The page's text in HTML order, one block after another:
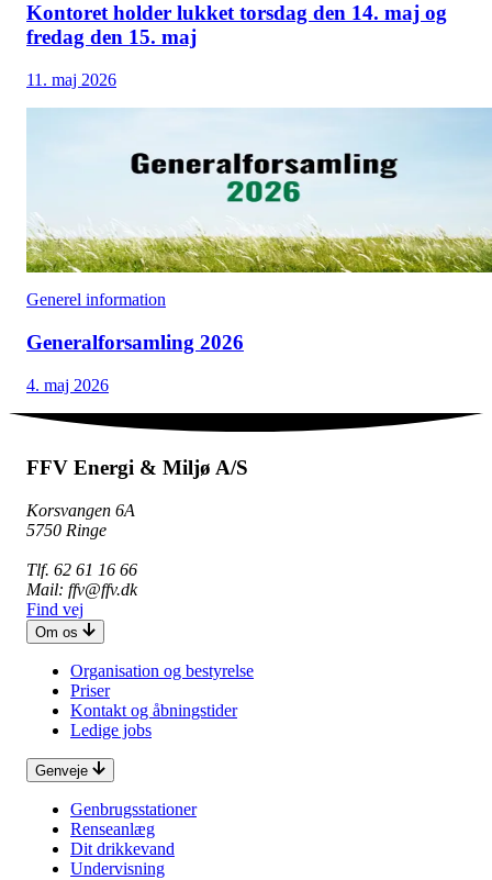
Kontoret holder lukket torsdag den 14. maj og
fredag den 15. maj
11. maj 2026
Generel information
Generalforsamling 2026
4. maj 2026
FFV Energi & Miljø A/S
Korsvangen 6A
5750 Ringe
Tlf. 62 61 16 66
Mail: ffv@ffv.dk
Find vej
Om os
Organisation og bestyrelse
Priser
Kontakt og åbningstider
Ledige jobs
Genveje
Genbrugsstationer
Renseanlæg
Dit drikkevand
Undervisning